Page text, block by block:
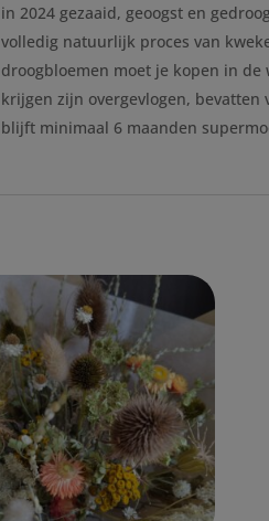
in 2024 gezaaid, geoogst en
volledig natuurlijk proces van
droogbloemen moet je kopen in
krijgen zijn overgevlogen,
blijft minimaal 6 maanden